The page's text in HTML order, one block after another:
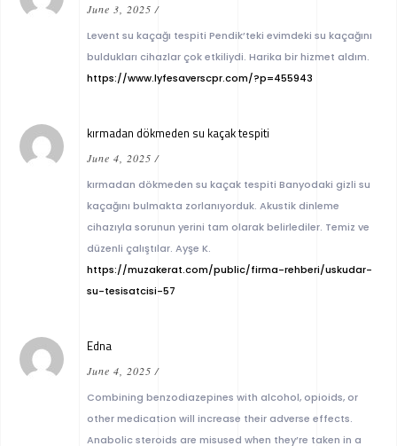
June 3, 2025 /
Levent su kaçağı tespiti Pendik’teki evimdeki su kaçağını
buldukları cihazlar çok etkiliydi. Harika bir hizmet aldım.
https://www.lyfesaverscpr.com/?p=455943
kırmadan dökmeden su kaçak tespiti
June 4, 2025 /
kırmadan dökmeden su kaçak tespiti Banyodaki gizli su
kaçağını bulmakta zorlanıyorduk. Akustik dinleme
cihazıyla sorunun yerini tam olarak belirlediler. Temiz ve
düzenli çalıştılar. Ayşe K.
https://muzakerat.com/public/firma-rehberi/uskudar-
su-tesisatcisi-57
Edna
June 4, 2025 /
Combining benzodiazepines with alcohol, opioids, or
other medication will increase their adverse effects.
Anabolic steroids are misused when they’re taken in a